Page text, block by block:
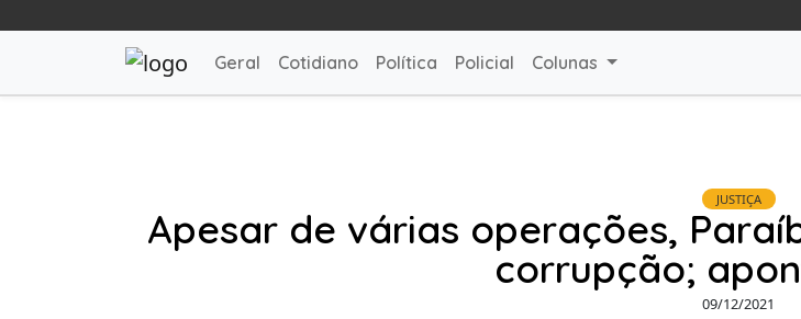
Geral Cotidiano Política Policial Colunas
JUSTIÇA
Apesar de várias operações,
corrupção;
09/12/2021